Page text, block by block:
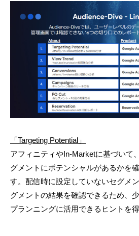
「Targeting Potential」
アフィニティやIn-Marketに基づいて
グメントにポテンシャルがあるかを
す。配信時に設定していないセグメ
グメントの結果を確認できるため、
プランニングに活用できるヒントを